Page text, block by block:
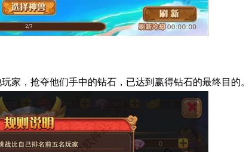
家，抢夺他们手中的钻石，已达到赢得钻石的最终目的。